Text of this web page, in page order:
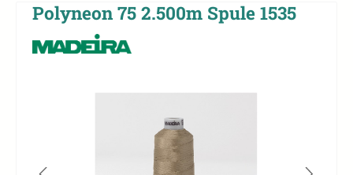
Polyneon 75 2.500m Spule 1535
Bildergalerie überspringen